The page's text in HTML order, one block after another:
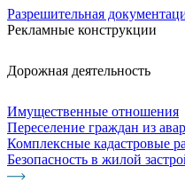
Разрешительная
Рекламные конструкции
Дорожная деятельность
Имущественные отношения
Переселение граждан из
Комплексные кадастровые
Безопасность в жилой